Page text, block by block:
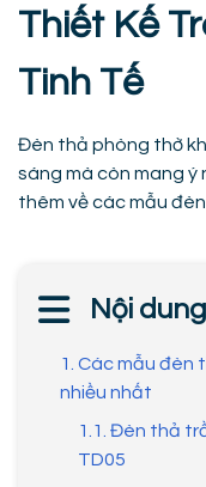
Thiết Kế
Tinh Tế
Đèn thả phòng thờ
sáng mà còn mang ý
thêm về các mẫu
Nội
1. Các mẫu đèn
nhiều nhất
1.1. Đèn thả
TD05